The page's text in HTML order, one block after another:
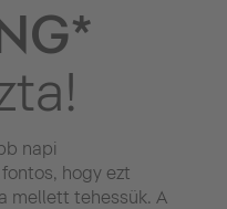
napi
hogy ezt
mellett tehessük. A